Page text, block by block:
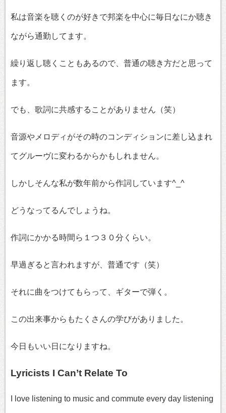
私は音楽を聴くのが好きで邦楽を中心に毎日なにか聴き
ながら通勤してます。
繰り返し聴くこともあるので、普通の聴き方だと思って
ます。
でも、歌詞に共感することがありません（笑）
音源やメロディがその時のコンディションに差し込まれ
てグルーヴに変わるからかもしれません。
しかしそんな私が数年前から作詞しています^_^
どうなってるんでしょうね。
作詞にかかる時間ら１つ３０分くらい。
早過ぎると言われますが、普通です（笑）
それに曲をつけてもらって、ギターで弾く。
この出来事からもたくさんの学びがありました。
今日もいい日になりますね。
Lyricists I Can’t Relate To
I love listening to music and commute every day listening